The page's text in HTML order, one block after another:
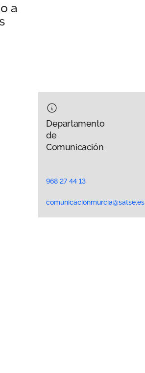
a
Departamento
de
Comunicación
968 27 44 13
comunicacionmurcia@satse.es